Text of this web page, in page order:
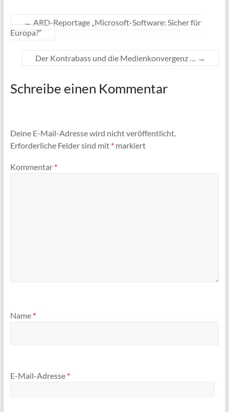
← ARD-Reportage „Microsoft-Software: Sicher für
Europa?“
Der Kontrabass und die Medienkonvergenz … →
Schreibe einen Kommentar
Deine E-Mail-Adresse wird nicht veröffentlicht.
Erforderliche Felder sind mit *markiert
Kommentar *
Name *
E-Mail-Adresse *